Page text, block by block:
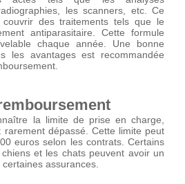
les scanners, etc. Ce
des traitements tels que le
antiparasitaire. Cette formule
chaque année. Une bonne
les avantages est recommandée
la limite de prise en charge,
dépassé. Cette limite peut
euros selon les contrats. Certains
et les chats peuvent avoir un
assurances.